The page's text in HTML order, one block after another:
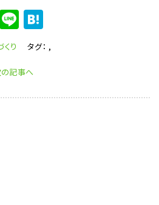
Li
n
e
H
at
e
a
り タグ： ,
記事へ